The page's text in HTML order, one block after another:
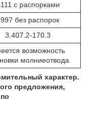
с распорками
без распорок
3.407.2-170.3
возможность
молниеотвода.
характер.
предложения,